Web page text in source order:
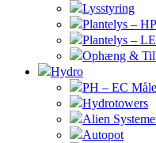
Lysstyring
Plantelys –
Plantelys –
Ophæng &
Hydro
PH – EC
Hydrotowers
Alien
Autopot